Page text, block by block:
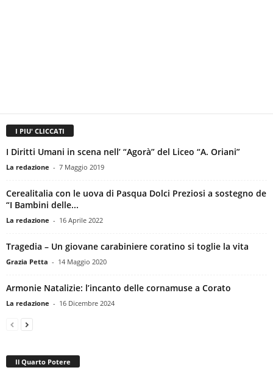
I PIU' CLICCATI
I Diritti Umani in scena nell’ “Agorà” del Liceo “A. Oriani”
La redazione - 7 Maggio 2019
Cerealitalia con le uova di Pasqua Dolci Preziosi a sostegno de
“I Bambini delle...
La redazione - 16 Aprile 2022
Tragedia – Un giovane carabiniere coratino si toglie la vita
Grazia Petta - 14 Maggio 2020
Armonie Natalizie: l’incanto delle cornamuse a Corato
La redazione - 16 Dicembre 2024
Il Quarto Potere